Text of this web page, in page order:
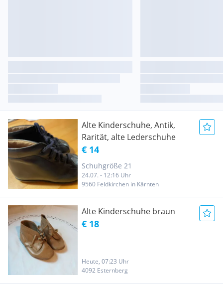
Alte Kinderschuhe, Antik,
Rarität, alte Lederschuhe
€ 14
Schuhgröße 21
24.07. - 12:16 Uhr
9560 Feldkirchen in Kärnten
Alte Kinderschuhe braun
€ 18
Heute, 07:23 Uhr
4092 Esternberg